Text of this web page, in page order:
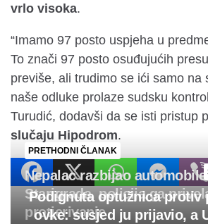
vrlo visoka.
“Imamo 97 posto uspjeha u
To znači 97 posto osuđujućih
previše, ali trudimo se ići samo na
naše odluke prolaze sudsku
Turudić, dodavši da se isti pristup
slučaju Hipodrom.
PRETHODNI ČLANAK
Nepalac razbijao
Starigrada, policija ga
protjerivanje
Podignuta optužnica protiv
ovke: susjed ju prijavio, a